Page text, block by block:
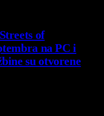
of
na PC i
su otvorene